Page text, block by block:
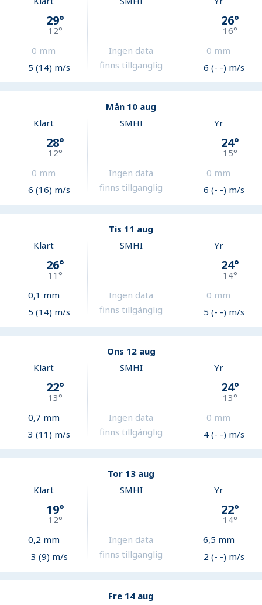
29°
12°
0 mm
5 (14) m/s
Ingen data
finns tillgänglig
26°
16°
0 mm
6 (- -) m/s
Mån 10 aug
Klart
28°
12°
0 mm
6 (16) m/s
SMHI
Ingen data
finns tillgänglig
Yr
24°
15°
0 mm
6 (- -) m/s
Tis 11 aug
Klart
26°
11°
0,1 mm
5 (14) m/s
SMHI
Ingen data
finns tillgänglig
Yr
24°
14°
0 mm
5 (- -) m/s
Ons 12 aug
Klart
22°
13°
0,7 mm
3 (11) m/s
SMHI
Ingen data
finns tillgänglig
Yr
24°
13°
0 mm
4 (- -) m/s
Tor 13 aug
Klart
19°
12°
0,2 mm
3 (9) m/s
SMHI
Ingen data
finns tillgänglig
Yr
22°
14°
6,5 mm
2 (- -) m/s
Fre 14 aug